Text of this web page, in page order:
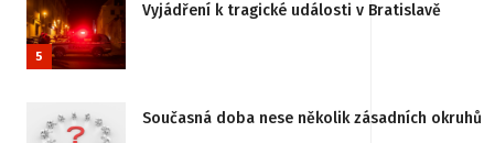
5
Vyjádření k tragické události v Bratislavě
Současná doba nese několik zásadních